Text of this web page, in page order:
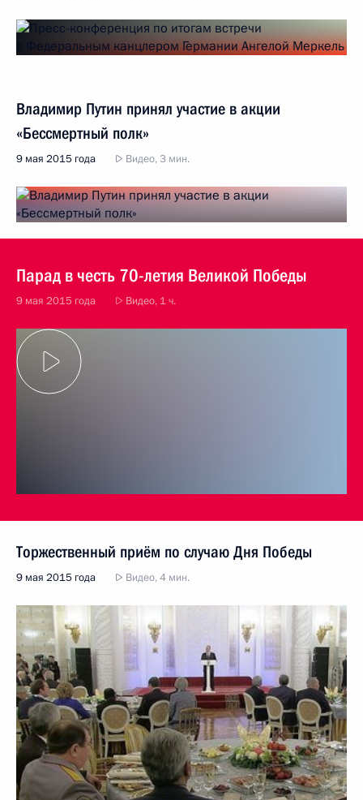
Владимир Путин принял участие в акции
«Бессмертный полк»
9 мая 2015 года Видео, 3 мин.
Парад в честь 70-летия Великой Победы
9 мая 2015 года Видео, 1 ч.
Торжественный приём по случаю Дня Победы
9 мая 2015 года Видео, 4 мин.